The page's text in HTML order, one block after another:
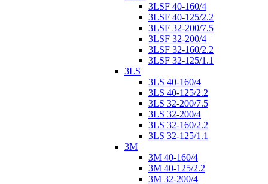
3LSF 40-160/4
3LSF 40-125/2.2
3LSF 32-200/7.5
3LSF 32-200/4
3LSF 32-160/2.2
3LSF 32-125/1.1
3LS
3LS 40-160/4
3LS 40-125/2.2
3LS 32-200/7.5
3LS 32-200/4
3LS 32-160/2.2
3LS 32-125/1.1
3M
3M 40-160/4
3M 40-125/2.2
3M 32-200/4